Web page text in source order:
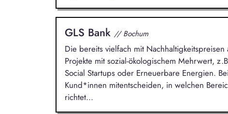
GLS Bank // Bochum
Die bereits vielfach mit
Projekte mit sozial-ökologischem Mehrwert,
Social Startups oder Erneuerbare Energien.
Kund*innen mitentscheiden, in welchen
richtet...